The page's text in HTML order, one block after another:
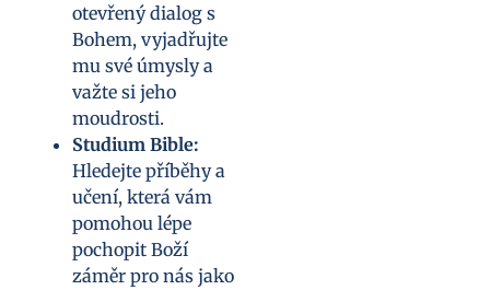
otevřený dialog s
Bohem, vyjadřujte
mu své úmysly a
važte si jeho
moudrosti.
Studium Bible:
Hledejte příběhy a
učení, která vám
pomohou lépe
pochopit Boží
záměr pro nás jako